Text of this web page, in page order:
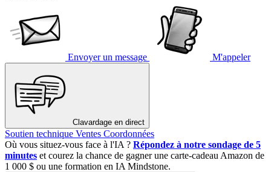
Envoyer un message M'appeler
Clavardage en direct
Soutien technique Ventes Coordonnées
Où vous situez-vous face à l'IA ? Répondez à notre sondage de 5
minutes et courez la chance de gagner une carte-cadeau Amazon de
1 000 $ ou une formation en IA Mindstone.